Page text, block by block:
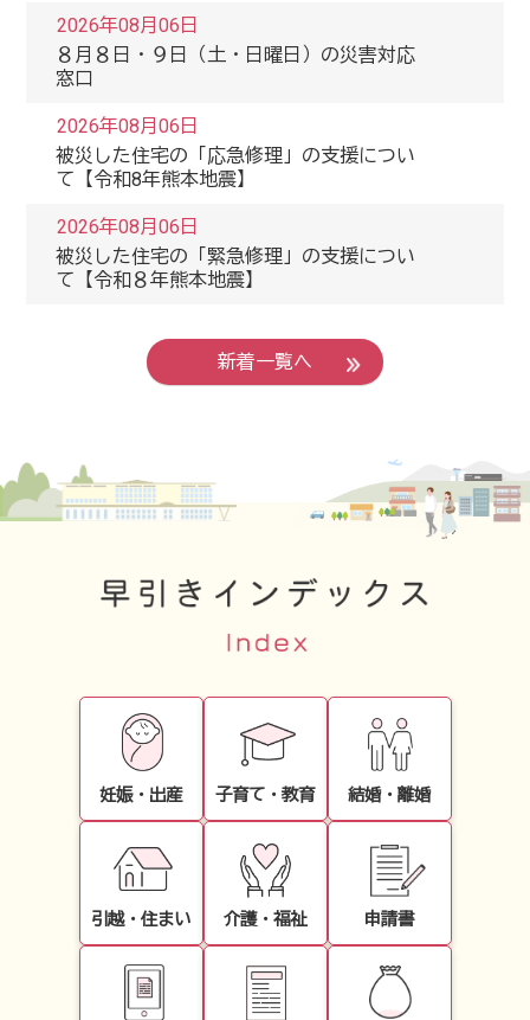
2026年08月06日
８月８日・９日（土・日曜日）の災害対応
窓口
2026年08月06日
被災した住宅の「応急修理」の支援につい
て【令和8年熊本地震】
2026年08月06日
被災した住宅の「緊急修理」の支援につい
て【令和８年熊本地震】
「オレンジフェスタ」中止のお知らせ
2026年08月06日
2026年08月06日
電気料金等の特別措置のお知らせ【九州電
力・令和８年熊本地震】
益城町チャレンジショップ「キニナル」の
出店者募集について
新着一覧へ
妊娠・出産 子育て・教育 結婚・離婚
引越・住まい 介護・福祉 申請書